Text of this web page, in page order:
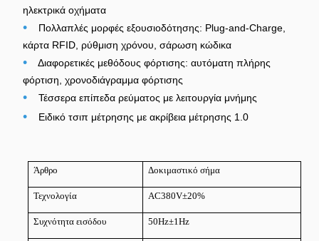
ηλεκτρικά οχήματα
•
Πολλαπλές μορφές εξουσιοδότησης: Plug-and-Charge,
κάρτα RFID, ρύθμιση χρόνου, σάρωση κώδικα
•
Διαφορετικές μεθόδους φόρτισης: αυτόματη πλήρης
φόρτιση, χρονοδιάγραμμα φόρτισης
• Τέσσερα επίπεδα ρεύματος με λειτουργία μνήμης
• Ειδικό τσιπ μέτρησης με ακρίβεια μέτρησης 1.0
Άρθρο Δοκιμαστικό σήμα
Τεχνολογία AC380V±20%
Συχνότητα εισόδου 50Hz±1Hz